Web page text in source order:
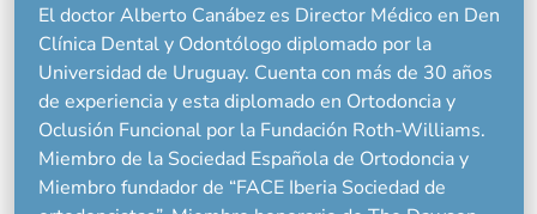
El doctor Alberto Canábez es Director Médico en Den
Clínica Dental y Odontólogo diplomado por la
Universidad de Uruguay. Cuenta con más de 30 años
de experiencia y esta diplomado en Ortodoncia y
Oclusión Funcional por la Fundación Roth-Williams.
Miembro de la Sociedad Española de Ortodoncia y
Miembro fundador de “FACE Iberia Sociedad de